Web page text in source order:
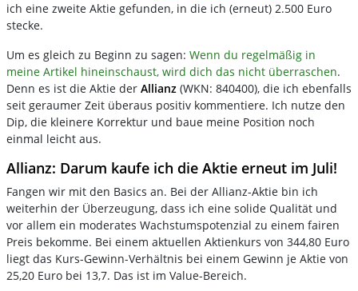
ich eine zweite Aktie gefunden, in die ich (erneut) 2.500 Euro
stecke.
Um es gleich zu Beginn zu sagen: Wenn du regelmäßig in
meine Artikel hineinschaust, wird dich das nicht überraschen.
Denn es ist die Aktie der Allianz (WKN: 840400), die ich ebenfalls
seit geraumer Zeit überaus positiv kommentiere. Ich nutze den
Dip, die kleinere Korrektur und baue meine Position noch
einmal leicht aus.
Allianz: Darum kaufe ich die Aktie erneut im Juli!
Fangen wir mit den Basics an. Bei der Allianz-Aktie bin ich
weiterhin der Überzeugung, dass ich eine solide Qualität und
vor allem ein moderates Wachstumspotenzial zu einem fairen
Preis bekomme. Bei einem aktuellen Aktienkurs von 344,80 Euro
liegt das Kurs-Gewinn-Verhältnis bei einem Gewinn je Aktie von
25,20 Euro bei 13,7. Das ist im Value-Bereich.